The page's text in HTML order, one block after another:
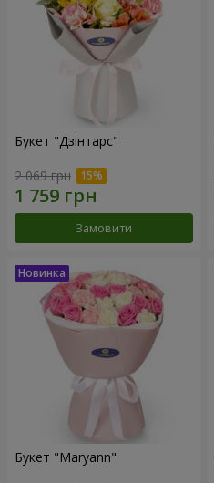
Букет "Дзінтарс"
2 069 грн
Замовити
Букет "Maryann"